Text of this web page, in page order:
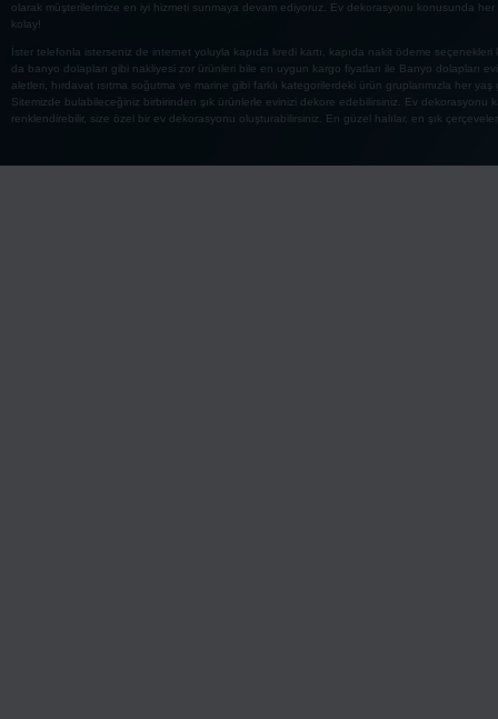
olarak müşterilerimize en iyi hizmeti sunmaya devam ediyoruz. Ev dekorasyonu konusunda
kolay!
İster telefonla isterseniz de internet yoluyla kapıda kredi kartı, kapıda nakit ödeme
da banyo dolapları gibi nakliyesi zor ürünleri bile en uygun kargo fiyatları ile Banyo dolapları
aletleri, hırdavat ısıtma soğutma ve marine gibi farklı kategorilerdeki ürün gruplarımızla her
Sitemizde bulabileceğiniz birbirinden şık ürünlerle evinizi dekore edebilirsiniz. Ev
renklendirebilir, size özel bir ev dekorasyonu oluşturabilirsiniz. En güzel halılar, en şık çerçeveler